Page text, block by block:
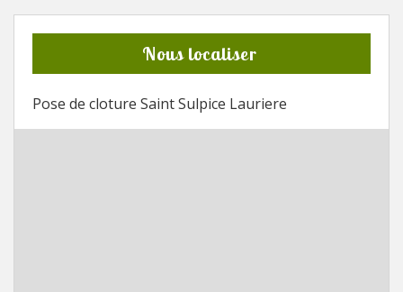
Nous localiser
Pose de cloture Saint Sulpice Lauriere